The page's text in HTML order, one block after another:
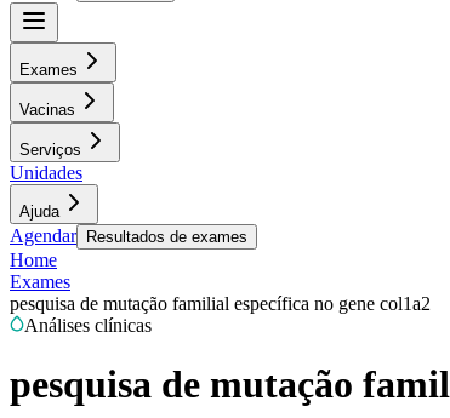
Exames
Vacinas
Serviços
Unidades
Ajuda
Agendar Resultados de exames
Home
Exames
pesquisa de mutação familial específica no gene col1a2
Análises clínicas
pesquisa de mutação